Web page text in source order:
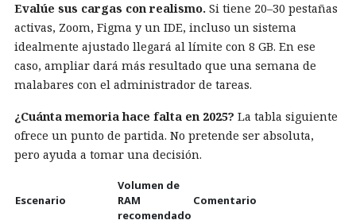
Evalúe sus cargas con realismo. Si tiene 20–30 pestañas
activas, Zoom, Figma y un IDE, incluso un sistema
idealmente ajustado llegará al límite con 8 GB. En ese
caso, ampliar dará más resultado que una semana de
malabares con el administrador de tareas.
¿Cuánta memoria hace falta en 2025? La tabla siguiente
ofrece un punto de partida. No pretende ser absoluta,
pero ayuda a tomar una decisión.
Escenario
Volumen de
RAM
recomendado
Comentario